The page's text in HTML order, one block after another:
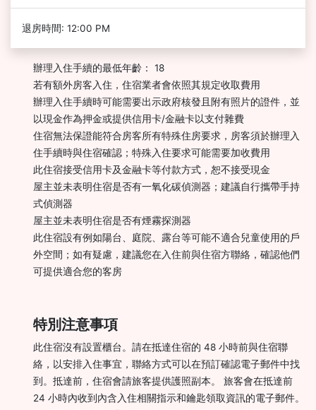
退房時間: 12:00 PM
辦理入住手續的最低年齡： 18
若有額外房客入住，住宿業者會依照其規定收取費用
辦理入住手續時可能需要出示政府核發且附有照片的證件，並
以現金作為押金或提供信用卡/金融卡以支付雜費
住宿無法保證能符合房客所有特殊住房要求，房客須於辦理入
住手續時與住宿確認；特殊入住要求可能需要加收費用
此住宿接受信用卡及金融卡等付款方式，恕不接受現金
屋主並未表明住宿是否有一氧化碳偵測器；建議自行攜帶手持
式偵測器
屋主並未表明住宿是否有煙霧探測器
此住宿設有例如陽台、庭院、露台等可能不適合兒童使用的戶
外空間；如有疑慮，建議您在入住前與住宿方聯絡，確認他們
可提供適合您的客房
特別注意事項
此住宿沒有設置櫃台。請在抵達住宿的 48 小時前與住宿聯
絡，以安排入住事宜，聯絡方式可以在預訂確認電子郵件中找
到。抵達前，住宿會請旅客提供護照副本。 旅客會在抵達前
24 小時內收到內含入住相關指示和鑰匙領取資訊的電子郵件。